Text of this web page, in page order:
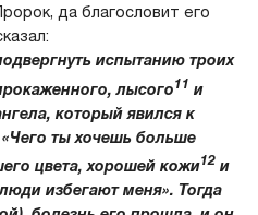
да благословит его
испытанию троих
лысого11 и
который явился к
ты хочешь больше
цвета, хорошей кожи12 и
избегают меня». Тогда